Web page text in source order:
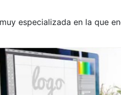
especializada en la que